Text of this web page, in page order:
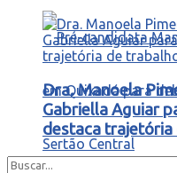
Dra. Manoela
Gabriella Aguiar
destaca